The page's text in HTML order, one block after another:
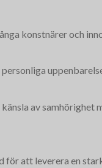
konstnärer och
av samhörighet
att leverera en